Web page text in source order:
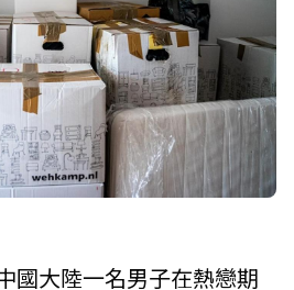
國大陸一名男子在熱戀期